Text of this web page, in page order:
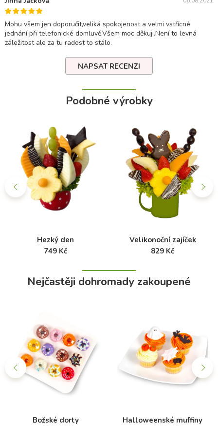
Mohu všem jen doporučit,veliká spokojenost a velmi vstřícné
jednání při telefonické domluvě.Všem moc děkuji.Není to levná
záležitost ale za tu radost to stálo.
NAPSAT RECENZI
Podobné výrobky
Hezký den
749 Kč
Velikonoční zajíček
829 Kč
Nejčastěji dohromady zakoupené
Božské dorty
Halloweenské muffiny